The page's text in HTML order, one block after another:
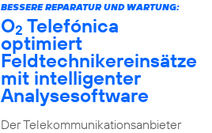
BESSERE REPARATUR UND WARTUNG:
O2 Telefónica
optimiert
Feldtechnikereinsätze
mit intelligenter
Analysesoftware
Der Telekommunikationsanbieter